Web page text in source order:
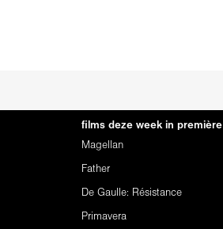
films deze week in première
Magellan
Father
De Gaulle: Résistance
Primavera